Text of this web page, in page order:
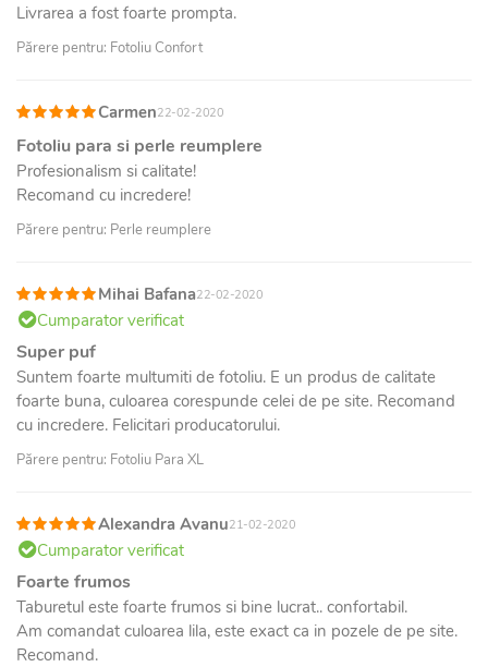
Livrarea a fost foarte prompta.
Părere pentru: Fotoliu Confort
Carmen22-02-2020
Fotoliu para si perle reumplere
Profesionalism si calitate!
Recomand cu incredere!
Părere pentru: Perle reumplere
Mihai Bafana22-02-2020
Cumparator verificat
Super puf
Suntem foarte multumiti de fotoliu. E un produs de calitate
foarte buna, culoarea corespunde celei de pe site. Recomand
cu incredere. Felicitari producatorului.
Părere pentru: Fotoliu Para XL
Alexandra Avanu21-02-2020
Cumparator verificat
Foarte frumos
Taburetul este foarte frumos si bine lucrat.. confortabil.
Am comandat culoarea lila, este exact ca in pozele de pe site.
Recomand.